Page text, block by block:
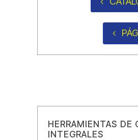
HERRAMIENTAS DE
INTEGRALES